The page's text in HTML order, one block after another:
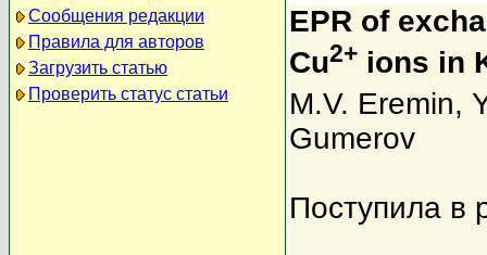
Сообщения редакции
Правила для авторов
Загрузить статью
Проверить статус статьи
EPR of
Cu2+ ions in
M.V. Eremin,
Gumerov
Поступила в